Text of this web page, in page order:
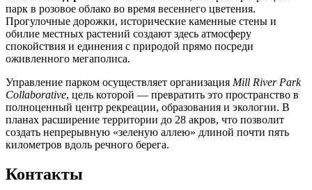
парк в розовое облако во время весеннего цветения.
Прогулочные дорожки, исторические каменные стены и
обилие местных растений создают здесь атмосферу
спокойствия и единения с природой прямо посреди
оживленного мегаполиса.
Управление парком осуществляет организация Mill River Park
Collaborative, цель которой — превратить это пространство в
полноценный центр рекреации, образования и экологии. В
планах расширение территории до 28 акров, что позволит
создать непрерывную «зеленую аллею» длиной почти пять
километров вдоль речного берега.
Контакты